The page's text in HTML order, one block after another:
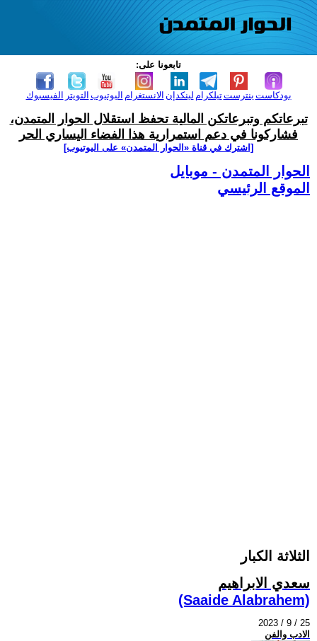
تابعونا على:
الفيسبوك التويتر اليوتيوب الانستغرام لينكدإن تيلكرامبنترست بودكاست
تبرعاتكم وتبرعاتكن المالية تحفظ استقلال الحوار المتمدن،
فشاركونا في دعم استمرارية هذا الفضاء اليساري الحر
[اشترك في قناة ‫«الحوار المتمدن» على اليوتيوب]
الحوار المتمدن - موبايل
الموقع الرئيسي
الثلاثة الكبار
سعدي الابراهيم
(Saaide Alabrahem)
2023 / 9 / 25
الادب والفن